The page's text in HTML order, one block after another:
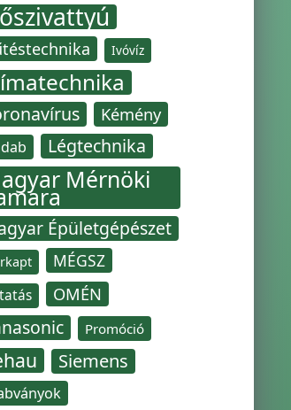
Ivóvíz
Kémény
Légtechnika
Mérnöki
Épületgépészet
MÉGSZ
OMÉN
Promóció
Siemens